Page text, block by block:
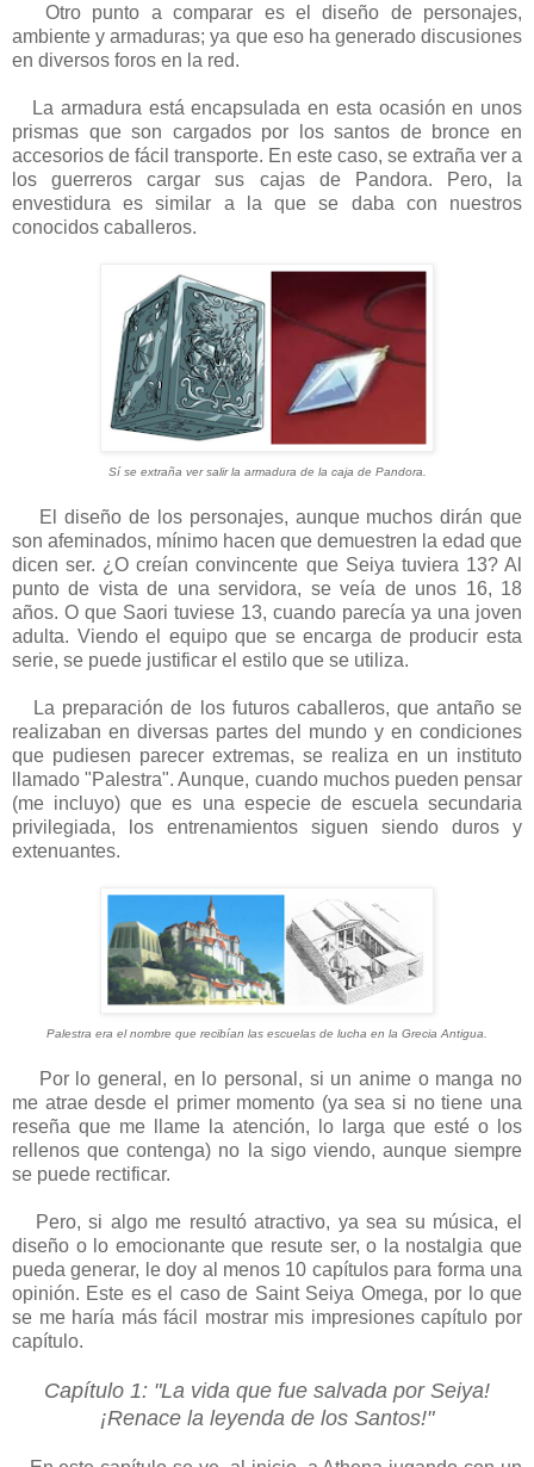
Otro punto a comparar es el diseño de personajes,
ambiente y armaduras; ya que eso ha generado discusiones
en diversos foros en la red.
La armadura está encapsulada en esta ocasión en unos
prismas que son cargados por los santos de bronce en
accesorios de fácil transporte. En este caso, se extraña ver a
los guerreros cargar sus cajas de Pandora. Pero, la
envestidura es similar a la que se daba con nuestros
conocidos caballeros.
Sí se extraña ver salir la armadura de la caja de Pandora.
El diseño de los personajes, aunque muchos dirán que
son afeminados, mínimo hacen que demuestren la edad que
dicen ser. ¿O creían convincente que Seiya tuviera 13? Al
punto de vista de una servidora, se veía de unos 16, 18
años. O que Saori tuviese 13, cuando parecía ya una joven
adulta. Viendo el equipo que se encarga de producir esta
serie, se puede justificar el estilo que se utiliza.
La preparación de los futuros caballeros, que antaño se
realizaban en diversas partes del mundo y en condiciones
que pudiesen parecer extremas, se realiza en un instituto
llamado "Palestra". Aunque, cuando muchos pueden pensar
(me incluyo) que es una especie de escuela secundaria
privilegiada, los entrenamientos siguen siendo duros y
extenuantes.
Palestra era el nombre que recibían las escuelas de lucha en la Grecia Antigua.
Por lo general, en lo personal, si un anime o manga no
me atrae desde el primer momento (ya sea si no tiene una
reseña que me llame la atención, lo larga que esté o los
rellenos que contenga) no la sigo viendo, aunque siempre
se puede rectificar.
Pero, si algo me resultó atractivo, ya sea su música, el
diseño o lo emocionante que resute ser, o la nostalgia que
pueda generar, le doy al menos 10 capítulos para forma una
opinión. Este es el caso de Saint Seiya Omega, por lo que
se me haría más fácil mostrar mis impresiones capítulo por
capítulo.
Capítulo 1: "La vida que fue salvada por Seiya!
¡Renace la leyenda de los Santos!"